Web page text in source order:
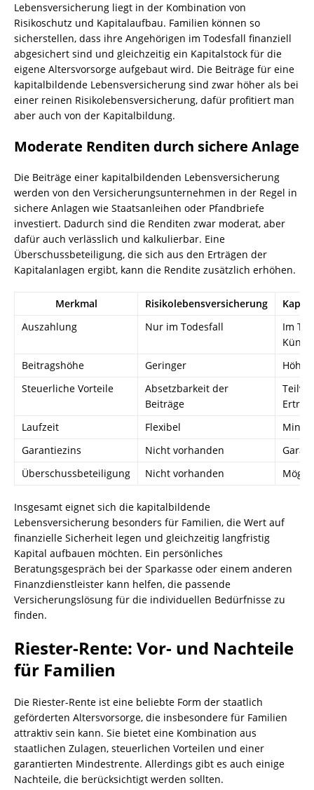
Lebensversicherung liegt in der Kombination von
Risikoschutz und Kapitalaufbau. Familien können so
sicherstellen, dass ihre Angehörigen im Todesfall finanziell
abgesichert sind und gleichzeitig ein Kapitalstock für die
eigene Altersvorsorge aufgebaut wird. Die Beiträge für eine
kapitalbildende Lebensversicherung sind zwar höher als bei
einer reinen Risikolebensversicherung, dafür profitiert man
aber auch von der Kapitalbildung.
Moderate Renditen durch sichere Anlage
Die Beiträge einer kapitalbildenden Lebensversicherung
werden von den Versicherungsunternehmen in der Regel in
sichere Anlagen wie Staatsanleihen oder Pfandbriefe
investiert. Dadurch sind die Renditen zwar moderat, aber
dafür auch verlässlich und kalkulierbar. Eine
Überschussbeteiligung, die sich aus den Erträgen der
Kapitalanlagen ergibt, kann die Rendite zusätzlich erhöhen.
Merkmal Risikolebensversicherung
Auszahlung
Nur im Todesfall
Im
Beitragshöhe
Geringer
Steuerliche Vorteile
Absetzbarkeit der
Beiträge
Laufzeit
Flexibel
Garantiezins
Nicht vorhanden
Überschussbeteiligung
Nicht vorhanden
Insgesamt eignet sich die kapitalbildende
Lebensversicherung besonders für Familien, die Wert auf
finanzielle Sicherheit legen und gleichzeitig langfristig
Kapital aufbauen möchten. Ein persönliches
Beratungsgespräch bei der Sparkasse oder einem anderen
Finanzdienstleister kann helfen, die passende
Versicherungslösung für die individuellen Bedürfnisse zu
finden.
Riester-Rente: Vor- und Nachteile
für Familien
Die Riester-Rente ist eine beliebte Form der staatlich
geförderten Altersvorsorge, die insbesondere für Familien
attraktiv sein kann. Sie bietet eine Kombination aus
staatlichen Zulagen, steuerlichen Vorteilen und einer
garantierten Mindestrente. Allerdings gibt es auch einige
Nachteile, die berücksichtigt werden sollten.